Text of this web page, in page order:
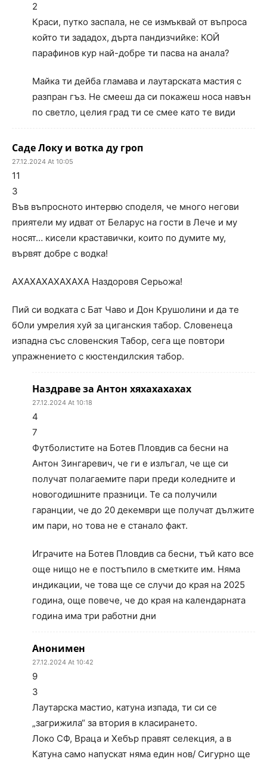
2
Краси, путко заспала, не се измъквай от въпроса
който ти зададох, дърта пандизчийке: КОЙ
парафинов кур най-добре ти пасва на анала?
Майка ти дейба гламава и лаутарската мастия с
разпран гъз. Не смееш да си покажеш носа навън
по светло, целия град ти се смее като те види
Саде Локу и вотка ду гроп
27.12.2024 At 10:05
11
3
Във въпросното интервю споделя, че много негови
приятели му идват от Беларус на гости в Лече и му
носят… кисели краставички, които по думите му,
вървят добре с водка!
АХАХАХАХАХАХА Наздоровя Серьожа!
Пий си водката с Бат Чаво и Дон Крушолини и да те
бОли умрелия хуй за циганския табор. Словенеца
изпадна със словенския Табор, сега ще повтори
упражнението с кюстендилския табор.
Наздраве за Антон хяхахахахах
27.12.2024 At 10:18
4
7
Футболистите на Ботев Пловдив са бесни на
Антон Зингаревич, че ги е излъгал, че ще си
получат полагаемите пари преди коледните и
новогодишните празници. Те са получили
гаранции, че до 20 декември ще получат дължите
им пари, но това не е станало факт.
Играчите на Ботев Пловдив са бесни, тъй като все
още нищо не е постъпило в сметките им. Няма
индикации, че това ще се случи до края на 2025
година, още повече, че до края на календарната
година има три работни дни
Анонимен
27.12.2024 At 10:42
9
3
Лаутарска мастио, катуна изпада, ти си се
„загрижила“ за втория в класирането.
Локо СФ, Враца и Хебър правят селекция, а в
Катуна само напускат няма един нов/ Сигурно ще